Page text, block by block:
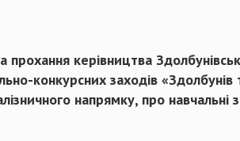
прохання керівництва
конкурсних заходів «Здолбунів
напрямку, про навчальні